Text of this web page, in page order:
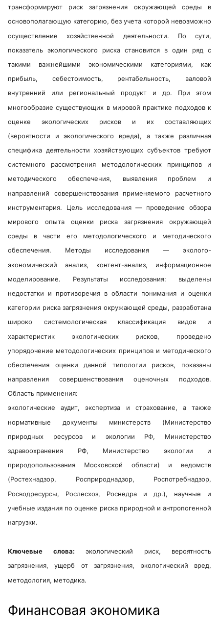
трансформируют риск загрязнения окружающей среды в
основополагающую категорию, без учета которой невозможно
осуществление хозяйственной деятельности. По сути,
показатель экологического риска становится в один ряд с
такими важнейшими экономическими категориями, как
прибыль, себестоимость, рентабельность, валовой
внутренний или региональный продукт и др. При этом
многообразие существующих в мировой практике подходов к
оценке экологических рисков и их составляющих
(вероятности и экологического вреда), а также различная
специфика деятельности хозяйствующих субъектов требуют
системного рассмотрения методологических принципов и
методического обеспечения, выявления проблем и
направлений совершенствования применяемого расчетного
инструментария. Цель исследования — проведение обзора
мирового опыта оценки риска загрязнения окружающей
среды в части его методологического и методического
обеспечения. Методы исследования — эколого-
экономический анализ, контент-анализ, информационное
моделирование. Результаты исследования: выделены
недостатки и противоречия в области понимания и оценки
категории риска загрязнения окружающей среды, разработана
широко системологическая классификация видов и
характеристик экологических рисков, проведено
упорядочение методологических принципов и методического
обеспечения оценки данной типологии рисков, показаны
направления совершенствования оценочных подходов.
Область применения:
экологические аудит, экспертиза и страхование, а также
нормативные документы министерств (Министерство
природных ресурсов и экологии РФ, Министерство
здравоохранения РФ, Министерство экологии и
природопользования Московской области) и ведомств
(Ростехнадзор, Росприроднадзор, Роспотребнадзор,
Росводресурсы, Рослесхоз, Роснедра и др.), научные и
учебные издания по оценке риска природной и антропогенной
нагрузки.
Ключевые слова: экологический риск, вероятность
загрязнения, ущерб от загрязнения, экологический вред,
методология, методика.
Финансовая экономика